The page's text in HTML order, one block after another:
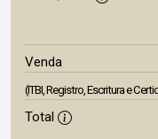
Venda
(ITBI, Registro, Escritura e
Total